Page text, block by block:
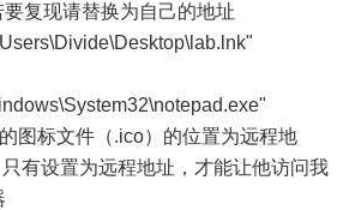
复现请替换为自己的地址
图标文件（.ico）的位置为远程地
有设置为远程地址，才能让他访问我